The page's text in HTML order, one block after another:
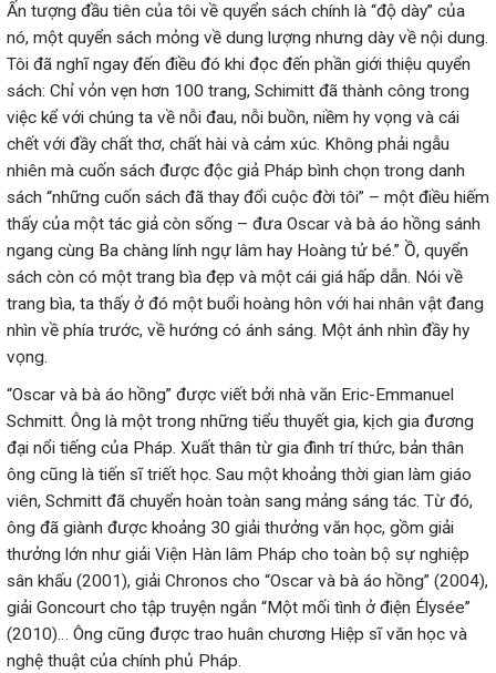
Ấn tượng đầu tiên của tôi về quyển sách chính là “độ dày” của
nó, một quyển sách mỏng về dung lượng nhưng dày về nội dung.
Tôi đã nghĩ ngay đến điều đó khi đọc đến phần giới thiệu quyển
sách: Chỉ vỏn vẹn hơn 100 trang, Schimitt đã thành công trong
việc kể với chúng ta về nỗi đau, nỗi buồn, niềm hy vọng và cái
chết với đầy chất thơ, chất hài và cảm xúc. Không phải ngẫu
nhiên mà cuốn sách được độc giả Pháp bình chọn trong danh
sách “những cuốn sách đã thay đổi cuộc đời tôi” – một điều hiếm
thấy của một tác giả còn sống – đưa Oscar và bà áo hồng sánh
ngang cùng Ba chàng lính ngự lâm hay Hoàng tử bé.” Ồ, quyển
sách còn có một trang bìa đẹp và một cái giá hấp dẫn. Nói về
trang bìa, ta thấy ở đó một buổi hoàng hôn với hai nhân vật đang
nhìn về phía trước, về hướng có ánh sáng. Một ánh nhìn đầy hy
vọng.
“Oscar và bà áo hồng” được viết bởi nhà văn Eric-Emmanuel
Schmitt. Ông là một trong những tiểu thuyết gia, kịch gia đương
đại nổi tiếng của Pháp. Xuất thân từ gia đình trí thức, bản thân
ông cũng là tiến sĩ triết học. Sau một khoảng thời gian làm giáo
viên, Schmitt đã chuyển hoàn toàn sang mảng sáng tác. Từ đó,
ông đã giành được khoảng 30 giải thưởng văn học, gồm giải
thưởng lớn như giải Viện Hàn lâm Pháp cho toàn bộ sự nghiệp
sân khấu (2001), giải Chronos cho “Oscar và bà áo hồng” (2004),
giải Goncourt cho tập truyện ngắn “Một mối tình ở điện Élysée”
(2010)… Ông cũng được trao huân chương Hiệp sĩ văn học và
nghệ thuật của chính phủ Pháp.